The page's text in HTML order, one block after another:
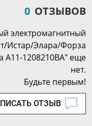
0 ОТЗЫВОВ
электромагнитный
Истар/Элара/Форза
A11-1208210BA" еще
нет.
Будьте первым!
ОТЗЫВ